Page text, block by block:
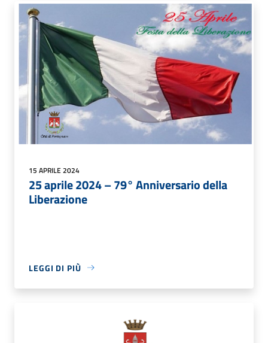
15 APRILE 2024
25 aprile 2024 – 79° Anniversario della
Liberazione
LEGGI DI PIÙ